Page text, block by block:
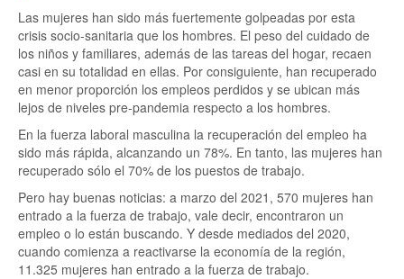
Las mujeres han sido más fuertemente golpeadas por esta
crisis socio-sanitaria que los hombres. El peso del cuidado de
los niños y familiares, además de las tareas del hogar, recaen
casi en su totalidad en ellas. Por consiguiente, han recuperado
en menor proporción los empleos perdidos y se ubican más
lejos de niveles pre-pandemia respecto a los hombres.
En la fuerza laboral masculina la recuperación del empleo ha
sido más rápida, alcanzando un 78%. En tanto, las mujeres han
recuperado sólo el 70% de los puestos de trabajo.
Pero hay buenas noticias: a marzo del 2021, 570 mujeres han
entrado a la fuerza de trabajo, vale decir, encontraron un
empleo o lo están buscando. Y desde mediados del 2020,
cuando comienza a reactivarse la economía de la región,
11.325 mujeres han entrado a la fuerza de trabajo.